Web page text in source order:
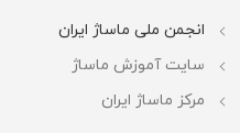
انجمن ملی ماساژ ایران
سایت آموزش ماساژ
مرکز ماساژ ایران